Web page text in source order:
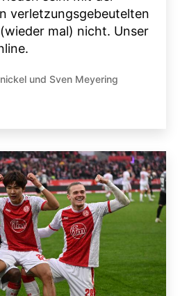
verletzungsgebeutelten
mal) nicht. Unser
und Sven Meyering